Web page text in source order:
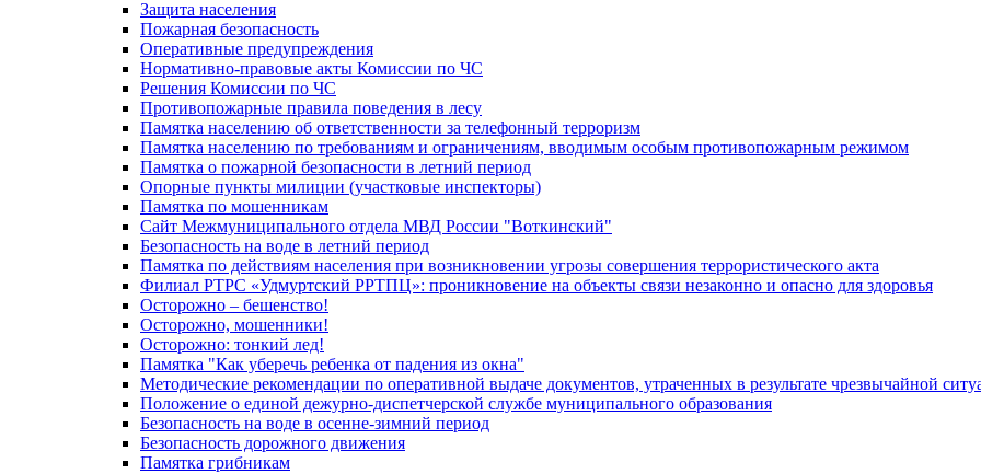
Защита населения
Пожарная безопасность
Оперативные предупреждения
Нормативно-правовые акты Комиссии по ЧС
Решения Комиссии по ЧС
Противопожарные правила поведения в лесу
Памятка населению об ответственности за телефонный терроризм
Памятка населению по требованиям и ограничениям, вводимым особым противопожарным режимом
Памятка о пожарной безопасности в летний период
Опорные пункты милиции (участковые инспекторы)
Памятка по мошенникам
Сайт Межмуниципального отдела МВД России "Воткинский"
Безопасность на воде в летний период
Памятка по действиям населения при возникновении угрозы совершения террористического акта
Филиал РТРС «Удмуртский РРТПЦ»: проникновение на объекты связи незаконно и опасно для здоровья
Осторожно – бешенство!
Осторожно, мошенники!
Осторожно: тонкий лед!
Памятка "Как уберечь ребенка от падения из окна"
Методические рекомендации по оперативной выдаче документов, утраченных в результате чрезвычайной
Положение о единой дежурно-диспетчерской службе муниципального образования
Безопасность на воде в осенне-зимний период
Безопасность дорожного движения
Памятка грибникам